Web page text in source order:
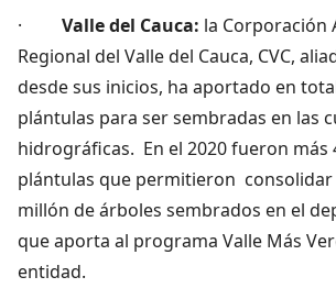
· Valle del Cauca: la Corporación
Regional del Valle del Cauca, CVC,
desde sus inicios, ha aportado en
plántulas para ser sembradas en las
hidrográficas. En el 2020 fueron más
plántulas que permitieron consolidar
millón de árboles sembrados en el
que aporta al programa Valle Más
entidad.